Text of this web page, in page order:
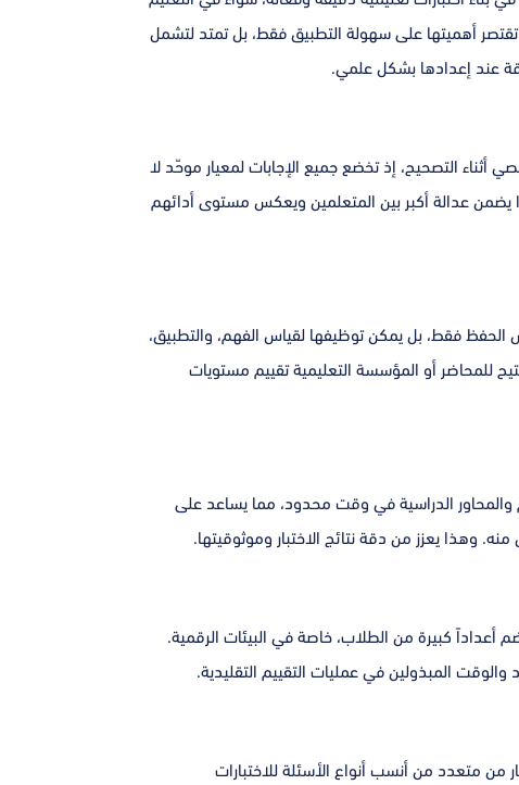
تقتصر أهميتها على سهولة التطبيق فقط، بل تمتد لتشمل
عند إعدادها بشكل علمي.
أثناء التصحيح، إذ تخضع جميع الإجابات لمعيار موحّد لا
يضمن عدالة أكبر بين المتعلمين ويعكس مستوى أدائهم
فقط، بل يمكن توظيفها لقياس الفهم، والتطبيق،
للمحاضر أو المؤسسة التعليمية تقييم مستويات
والمحاور الدراسية في وقت محدود، مما يساعد على
وهذا يعزز من دقة نتائج الاختبار وموثوقيتها.
أعداداً كبيرة من الطلاب، خاصة في البيئات الرقمية.
والوقت المبذولين في عمليات التقييم التقليدية.
من متعدد من أنسب أنواع الأسئلة للاختبارات